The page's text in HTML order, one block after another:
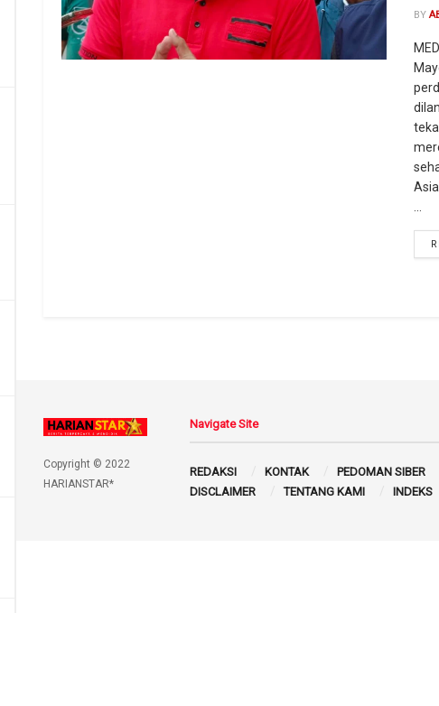
BY
Copyright © 2022
HARIANSTAR*
Navigate Site
REDAKSI KONTAK PEDOMAN SIBER
DISCLAIMER
TENTANG KAMI INDEKS